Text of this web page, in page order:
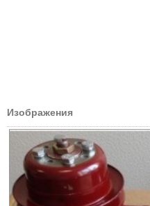
Изображения